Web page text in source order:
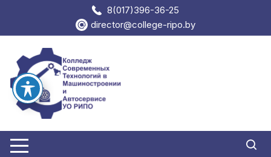
содержимому
8(017)396-36-25
director@college-ripo.by